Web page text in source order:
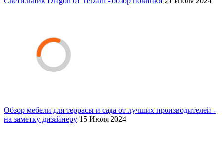
Обзор мебели для террасы и сада от лучших производителей -
на заметку дизайнеру 15 Июля 2024